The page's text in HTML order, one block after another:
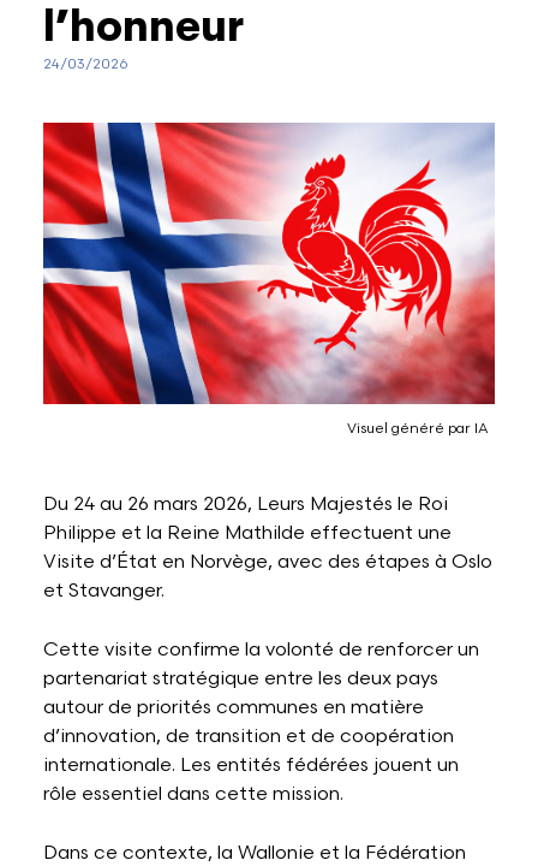
l’honneur
24/03/2026
Visuel généré par IA
Du 24 au 26 mars 2026, Leurs Majestés le Roi
Philippe et la Reine Mathilde effectuent une
Visite d’État en Norvège, avec des étapes à Oslo
et Stavanger.
Cette visite confirme la volonté de renforcer un
partenariat stratégique entre les deux pays
autour de priorités communes en matière
d’innovation, de transition et de coopération
internationale. Les entités fédérées jouent un
rôle essentiel dans cette mission.
Dans ce contexte, la Wallonie et la Fédération
Lettres et Livres
Mode
Musique
Théâtre, Cirque et Arts de la rue,
Humour
Enseignement, formation, stage et emploi
Recherche & innovation
Revue W+B
Les Belges Histoires